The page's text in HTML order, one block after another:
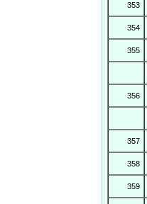
353
354
355
356
357
358
359